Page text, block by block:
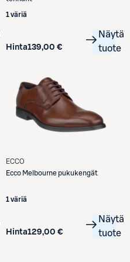
1 väriä
Hinta139,00 €
Näytä
tuote
ECCO
Ecco Melbourne pukukengät
1 väriä
Hinta129,00 €
Näytä
tuote